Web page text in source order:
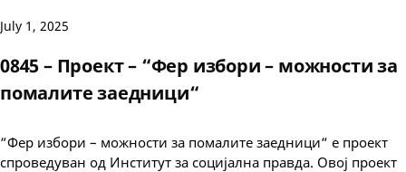
July 1, 2025
0845 – Проект – “Фер избори – можности за
помалите заедници“
“Фер избори – можности за помалите заедници“ е проект
спроведуван од Институт за социјална правда. Овој проект